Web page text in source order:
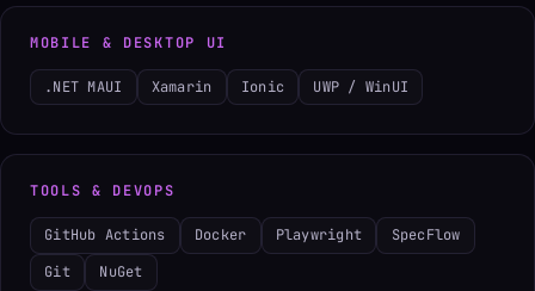
MOBILE & DESKTOP UI
.NET MAUI Xamarin Ionic UWP / WinUI
TOOLS & DEVOPS
GitHub Actions Docker Playwright
SpecFlow
Git
NuGet